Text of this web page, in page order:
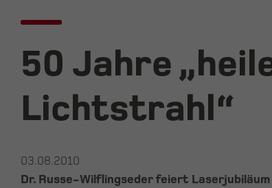
50 Jahre
Lichtstrahl“
03.08.2010
Dr. Russe-Wilflingseder feiert Laserjubiläum